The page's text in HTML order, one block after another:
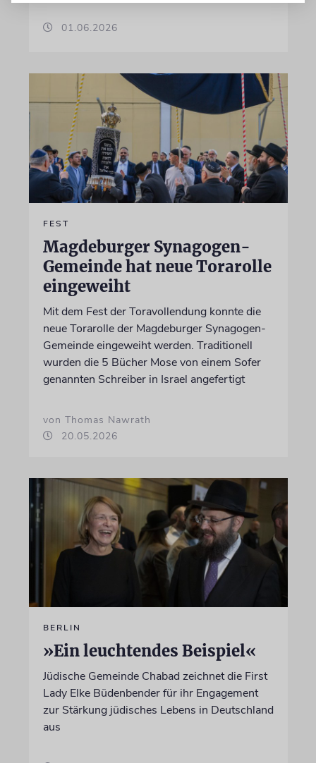
01.06.2026
FEST
Magdeburger Synagogen-
Gemeinde hat neue Torarolle
eingeweiht
Mit dem Fest der Toravollendung konnte die
neue Torarolle der Magdeburger Synagogen-
Gemeinde eingeweiht werden. Traditionell
wurden die 5 Bücher Mose von einem Sofer
genannten Schreiber in Israel angefertigt
von Thomas Nawrath
20.05.2026
BERLIN
»Ein leuchtendes Beispiel«
Jüdische Gemeinde Chabad zeichnet die First
Lady Elke Büdenbender für ihr Engagement
zur Stärkung jüdisches Lebens in Deutschland
aus